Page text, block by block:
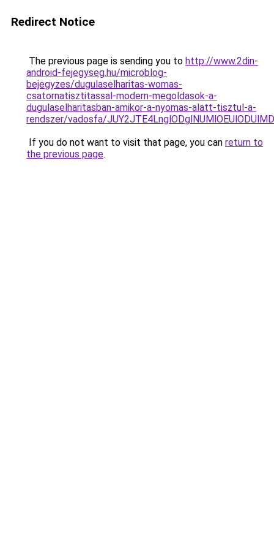
Redirect Notice
The previous page is sending you to http://www.2din-
android-fejegyseg.hu/microblog-
bejegyzes/dugulaselharitas-womas-
csatornatisztitassal-modern-megoldasok-a-
dugulaselharitasban-amikor-a-nyomas-alatt-tisztul-a-
rendszer/vadosfa/
If you do not want to visit that page, you can return to
the previous page.